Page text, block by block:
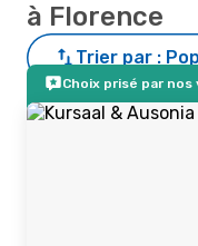
à Florence
Trier par :
Choix prisé par nos